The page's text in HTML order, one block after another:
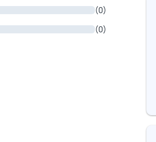
(0)
(0)